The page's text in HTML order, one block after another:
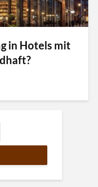
in Hotels mit